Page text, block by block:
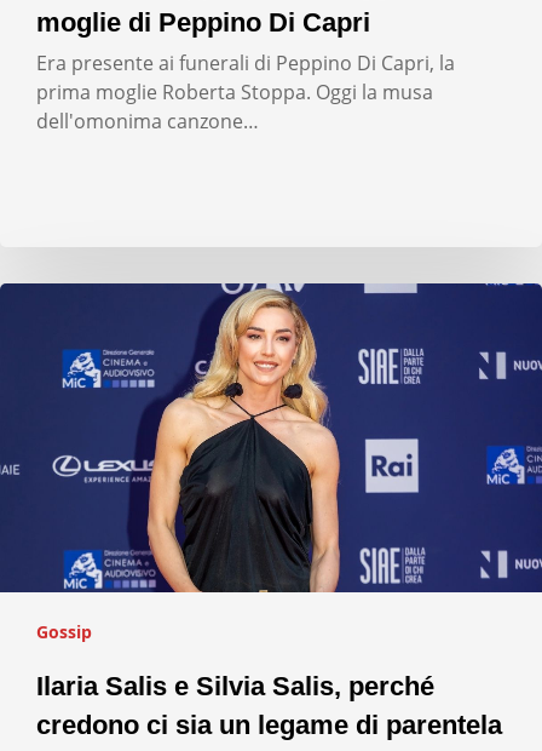
moglie di Peppino Di Capri
Era presente ai funerali di Peppino Di Capri, la
prima moglie Roberta Stoppa. Oggi la musa
dell'omonima canzone…
Gossip
Ilaria Salis e Silvia Salis, perché
credono ci sia un legame di parentela